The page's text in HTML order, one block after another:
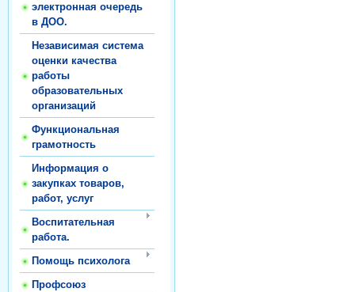
электронная очередь
в ДОО.
Независимая система
оценки качества
работы
образовательных
организаций
Функциональная
грамотность
Информация о
закупках товаров,
работ, услуг
Воспитательная
работа.
Помощь психолога
Профсоюз